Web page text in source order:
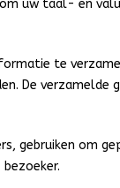
uw taal- en
te
De verzamelde
gebruiken om